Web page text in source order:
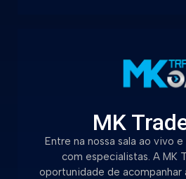
MK
Entre na nossa sala ao vivo
com especialistas. A MK
oportunidade de acompanhar